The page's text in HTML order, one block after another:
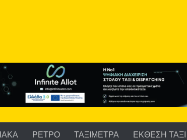
ΡΕΤΡΟ ΤΑΞΙΜΕΤΡΑ ΕΚΘΕΣΗ ΤΑΞΙ